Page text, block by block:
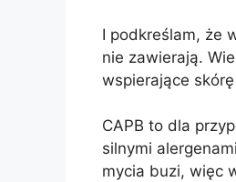
I podkreślam, że
nie zawierają.
wspierające skórę
CAPB to dla
silnymi
mycia buzi, więc